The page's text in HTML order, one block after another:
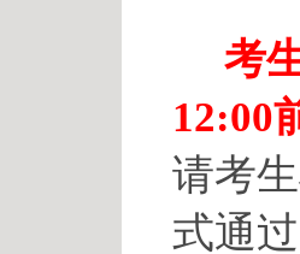
考
12:00
请考
式通